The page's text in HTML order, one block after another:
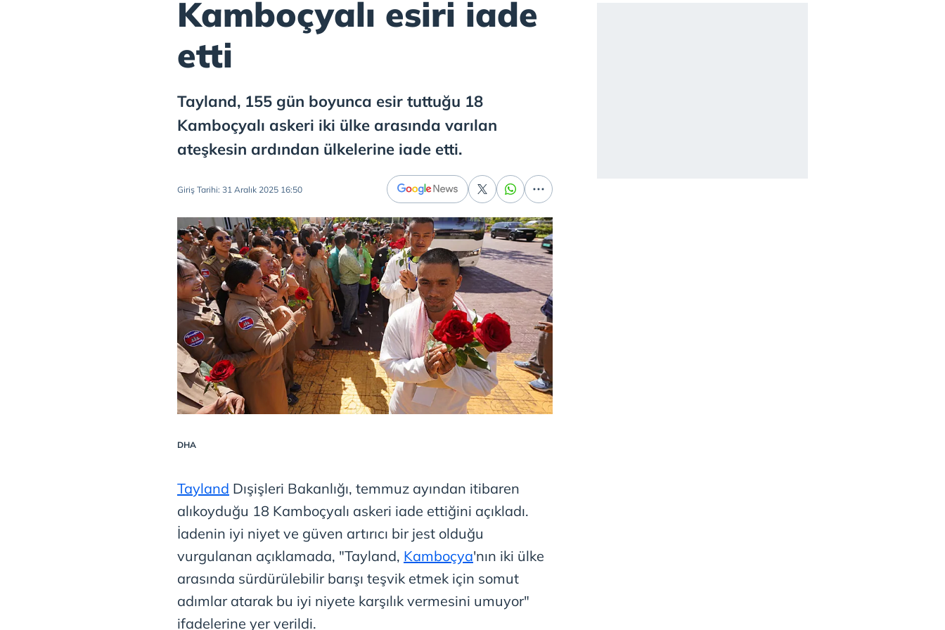
Kamboçyalı esiri iade
etti
Tayland, 155 gün boyunca esir tuttuğu 18
Kamboçyalı askeri iki ülke arasında varılan
ateşkesin ardından ülkelerine iade etti.
Giriş Tarihi: 31 Aralık 2025 16:50
DHA
Tayland Dışişleri Bakanlığı, temmuz ayından itibaren
alıkoyduğu 18 Kamboçyalı askeri iade ettiğini açıkladı.
İadenin iyi niyet ve güven artırıcı bir jest olduğu
vurgulanan açıklamada, "Tayland, Kamboçya'nın iki ülke
arasında sürdürülebilir barışı teşvik etmek için somut
adımlar atarak bu iyi niyete karşılık vermesini umuyor"
ifadelerine yer verildi.